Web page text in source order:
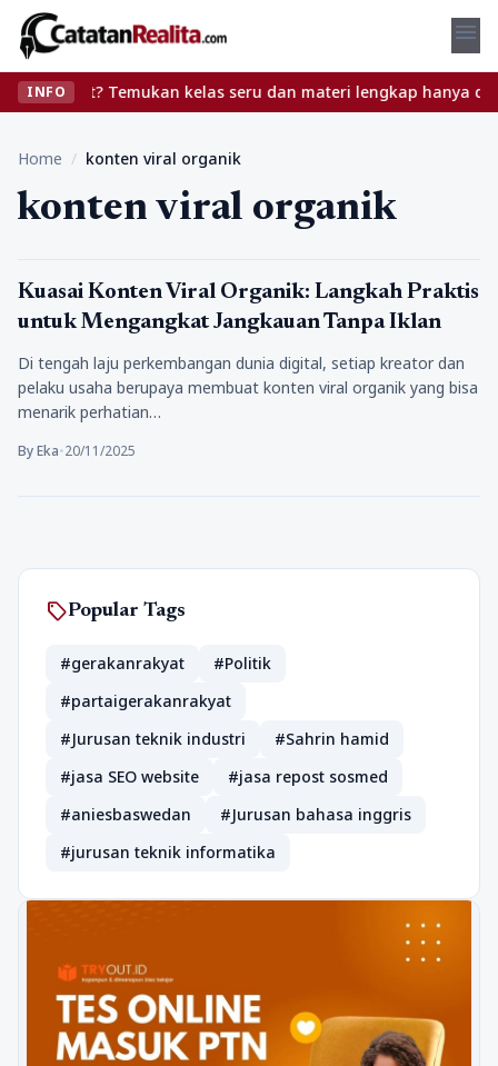
menu
INFO
ribet? Temukan kelas seru dan materi lengkap hanya di
Home / konten viral organik
konten viral organik
Tips
Kuasai Konten Viral Organik: Langkah Praktis
untuk Mengangkat Jangkauan Tanpa Iklan
Di tengah laju perkembangan dunia digital, setiap kreator dan
pelaku usaha berupaya membuat konten viral organik yang bisa
menarik perhatian…
By Eka•20/11/2025
sellPopular Tags
#gerakanrakyat
#Politik
#partaigerakanrakyat
#Jurusan teknik industri
#Sahrin hamid
#jasa SEO website
#jasa repost sosmed
#aniesbaswedan
#Jurusan bahasa inggris
#jurusan teknik informatika